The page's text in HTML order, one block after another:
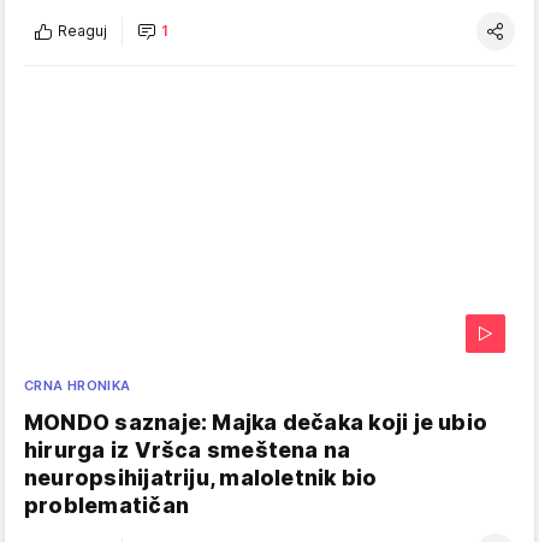
Reaguj 1
CRNA HRONIKA
MONDO saznaje: Majka dečaka koji je ubio
hirurga iz Vršca smeštena na
neuropsihijatriju, maloletnik bio
problematičan